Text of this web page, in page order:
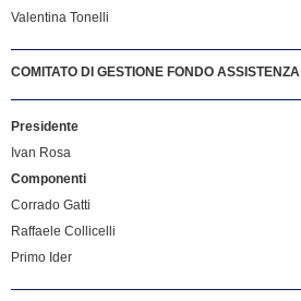
Valentina Tonelli
COMITATO DI GESTIONE FONDO ASSISTENZA
Presidente
Ivan Rosa
Componenti
Corrado Gatti
Raffaele Collicelli
Primo Ider